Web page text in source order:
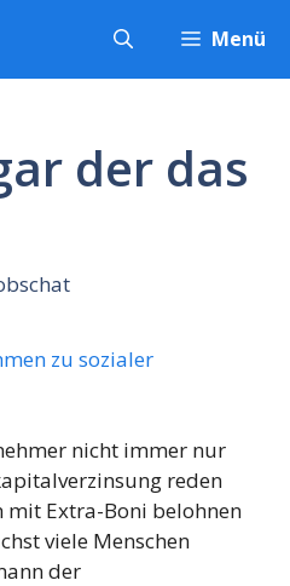
Menü
der das
zu sozialer
nicht immer nur
reden
mit Extra-Boni belohnen
viele Menschen
der